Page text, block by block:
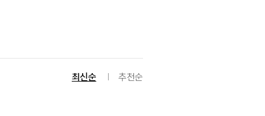
최신순 추천순